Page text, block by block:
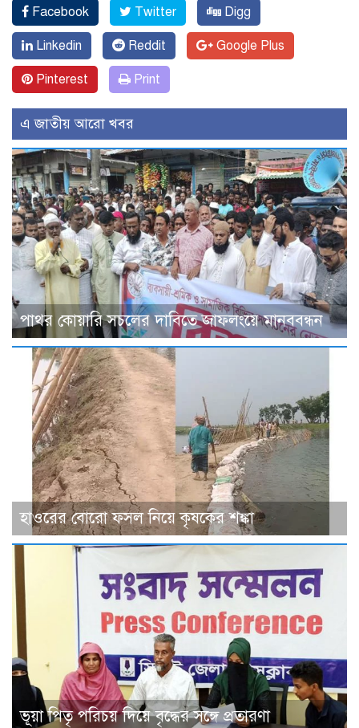
Facebook Twitter Digg
Linkedin Reddit Google Plus
Pinterest Print
এ জাতীয় আরো খবর
পাথর কোয়ারি সচলের দাবিতে জাফলংয়ে মানববন্ধন
হাওরের বোরো ফসল নিয়ে কৃষকের শঙ্কা
ভূয়া পিতৃ পরিচয় দিয়ে বৃদ্ধের সঙ্গে প্রতারণা